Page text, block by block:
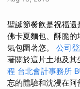
聖誕節餐飲是祝福
佛卡夏麵包、酥脆
氣包圍著您。 公司
著關於這片土地及其
程 台北會計事務所
忘的體驗和沈浸在阿